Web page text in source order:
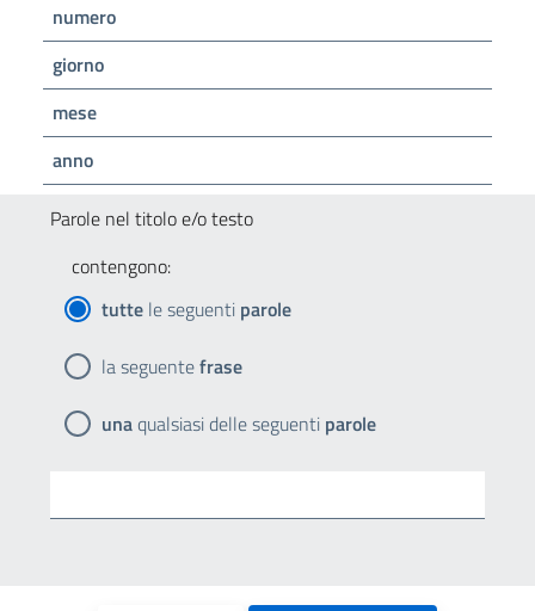
numero
giorno
mese
anno
Parole nel titolo e/o testo
contengono:
tutte le seguenti parole
la seguentefrase
unaqualsiasi delle seguenti parole